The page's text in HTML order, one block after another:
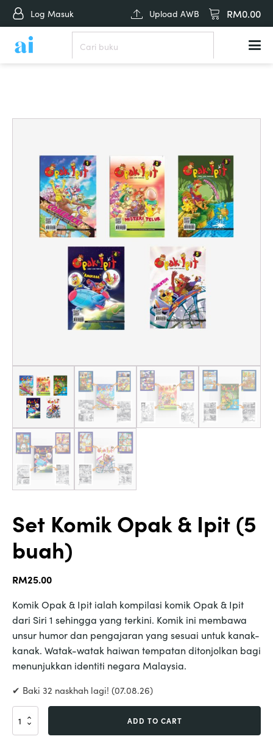
Log Masuk Upload AWB RM0.00
Set Komik Opak & Ipit (5
buah)
RM25.00
Komik Opak & Ipit ialah kompilasi komik Opak & Ipit
dari Siri 1 sehingga yang terkini. Komik ini membawa
unsur humor dan pengajaran yang sesuai untuk kanak-
kanak. Watak-watak haiwan tempatan ditonjolkan bagi
menunjukkan identiti negara Malaysia.
✔ Baki 32 naskhah lagi! (07.08.26)
Set
Komik
ADD TO CART